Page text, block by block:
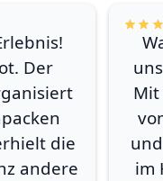
Der
die
andere
im